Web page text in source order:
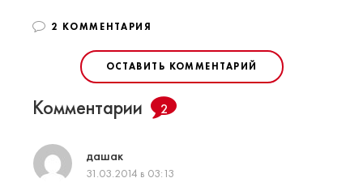
2 КОММЕНТАРИЯ
ОСТАВИТЬ КОММЕНТАРИЙ
Комментарии 2
дашак
31.03.2014 в 03:13